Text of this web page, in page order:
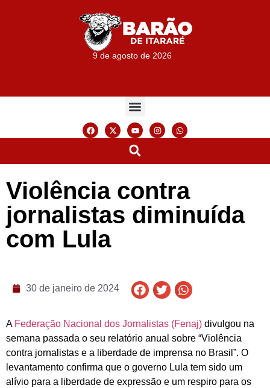
9 de agosto de 2026
Violência contra
jornalistas diminuída
com Lula
30 de janeiro de 2024
A Federação Nacional dos Jornalistas (Fenaj) divulgou na
semana passada o seu relatório anual sobre “Violência
contra jornalistas e a liberdade de imprensa no Brasil”. O
levantamento confirma que o governo Lula tem sido um
alívio para a liberdade de expressão e um respiro para os